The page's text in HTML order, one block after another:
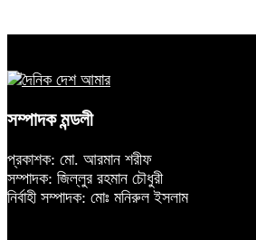
সম্পাদক মন্ডলী
প্রকাশক: মো. আরমান শরীফ
সম্পাদক: জিল্লুর রহমান চৌধুরী
নির্বাহী সম্পাদক: মোঃ মনিরুল ইসলাম